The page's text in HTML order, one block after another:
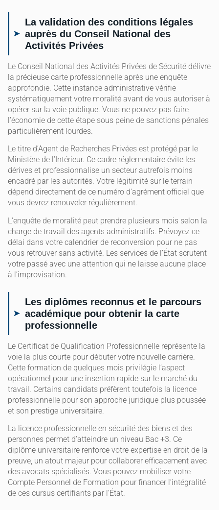
La validation des conditions légales
auprès du Conseil National des
Activités Privées
Le Conseil National des Activités Privées de Sécurité délivre
la précieuse carte professionnelle après une enquête
approfondie. Cette instance administrative vérifie
systématiquement votre moralité avant de vous autoriser à
opérer sur la voie publique. Vous ne pouvez pas faire
l’économie de cette étape sous peine de sanctions pénales
particulièrement lourdes.
Le titre d’Agent de Recherches Privées est protégé par le
Ministère de l’Intérieur. Ce cadre réglementaire évite les
dérives et professionnalise un secteur autrefois moins
encadré par les autorités. Votre légitimité sur le terrain
dépend directement de ce numéro d’agrément officiel que
vous devrez renouveler régulièrement.
L’enquête de moralité peut prendre plusieurs mois selon la
charge de travail des agents administratifs. Prévoyez ce
délai dans votre calendrier de reconversion pour ne pas
vous retrouver sans activité. Les services de l’État scrutent
votre passé avec une attention qui ne laisse aucune place
à l’improvisation.
Les diplômes reconnus et le parcours
académique pour obtenir la carte
professionnelle
Le Certificat de Qualification Professionnelle représente la
voie la plus courte pour débuter votre nouvelle carrière.
Cette formation de quelques mois privilégie l’aspect
opérationnel pour une insertion rapide sur le marché du
travail. Certains candidats préfèrent toutefois la licence
professionnelle pour son approche juridique plus poussée
et son prestige universitaire.
La licence professionnelle en sécurité des biens et des
personnes permet d’atteindre un niveau Bac +3. Ce
diplôme universitaire renforce votre expertise en droit de la
preuve, un atout majeur pour collaborer efficacement avec
des avocats spécialisés. Vous pouvez mobiliser votre
Compte Personnel de Formation pour financer l’intégralité
de ces cursus certifiants par l’État.